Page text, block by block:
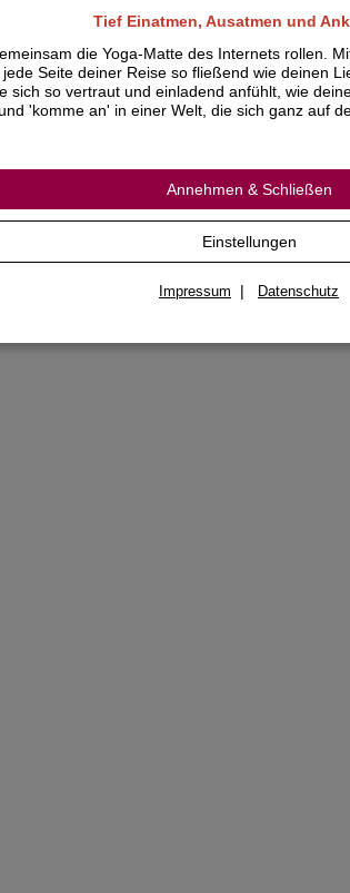
Kenntnisse zu den Asanas und deren
erlangen und diese in zahlreichen
erproben.
Seiten mit vielen farbigen Abbildungen
29,7 x 21 cm
mit Wolfgang Keßler bei Yoga Vidya
Tief Einatmen, Ausatmen und
die Yoga-Matte des Internets rollen.
Seite deiner Reise so fließend wie deinen
sich so vertraut und einladend anfühlt, wie
'komme an' in einer Welt, die sich ganz auf
Annehmen & Schließen
Einstellungen
Impressum | Datenschutz